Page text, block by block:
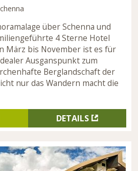
über Schenna und
4 Sterne Hotel
März bis November ist es für
Ausganspunkt zum
Berglandschaft der
nur das Wandern macht die
DETAILS